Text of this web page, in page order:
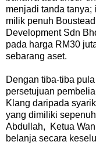
menjadi tanda
milik penuh
Development Sdn
pada harga RM30
sebarang aset.
Dengan tiba-tiba
persetujuan
Klang daripada
yang dimiliki
Abdullah, Ketua
belanja secara